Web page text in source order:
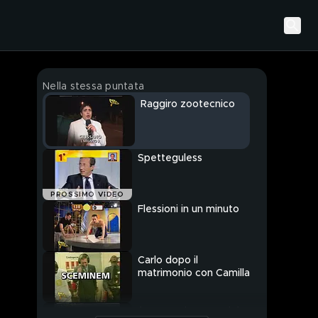
Nella stessa puntata
Raggiro zootecnico
PROSSIMO VIDEO
Spetteguless
Flessioni in un minuto
Carlo dopo il
matrimonio con Camilla